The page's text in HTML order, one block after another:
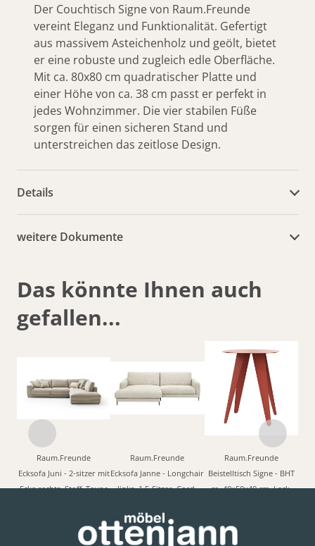
Der Couchtisch Signe von Raum.Freunde
vereint Eleganz und Funktionalität. Gefertigt
aus massivem Asteichenholz und geölt, bietet
er eine robuste und zugleich edle Oberfläche.
Mit ca. 80x80 cm quadratischer Platte und
einer Höhe von ca. 38 cm passt er perfekt in
jedes Wohnzimmer. Die vier stabilen Füße
sorgen für einen sicheren Stand und
unterstreichen das zeitlose Design.
Details
weitere Dokumente
Das könnte Ihnen auch
gefallen...
Raum.Freunde
Ecksofa Juni - 2-sitzer mit
Ecke rechts, Stoff, Taupe
3.140,00 € *
Raum.Freunde
Ecksofa Janne - Longchair
links, 1,5-Sitzer, Cord,
2.399,00 € *
Raum.Freunde
Beistelltisch Signe - BHT
ca. 40x50x40 cm, Lack,
341,00 € *